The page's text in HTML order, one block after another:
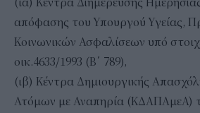
απόφασης του Υπουργού Υγείας,
Κοινωνικών Ασφαλίσεων υπό
οικ.4633/1993 (Β΄ 789),
(ιβ) Κέντρα Δημιουργικής
Ατόμων με Αναπηρία (ΚΔΑΠΑμεΑ)